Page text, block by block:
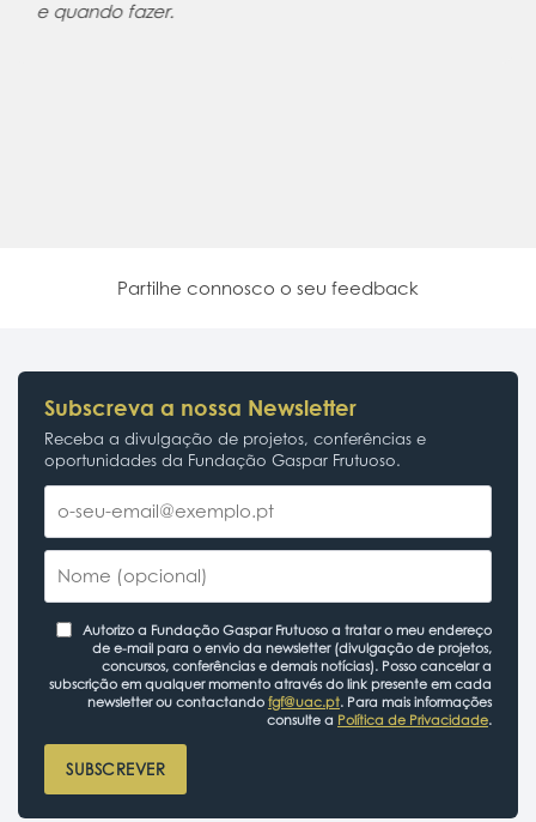
meus projectos na FGF porque sei que terei sempre
Partilhe connosco o seu feedback
Subscreva a nossa Newsletter
Receba a divulgação de projetos, conferências e
oportunidades da Fundação Gaspar Frutuoso.
Autorizo a Fundação Gaspar Frutuoso a tratar o meu endereço
de e-mail para o envio da newsletter (divulgação de projetos,
concursos, conferências e demais notícias). Posso cancelar a
subscrição em qualquer momento através do link presente em cada
newsletter ou contactando fgf@uac.pt. Para mais informações
consulte a Política de Privacidade.
SUBSCREVER